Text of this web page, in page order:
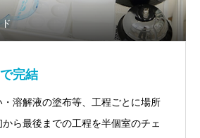
完結
溶解液の塗布等、工程ごとに場所
ら最後までの工程を半個室のチェ